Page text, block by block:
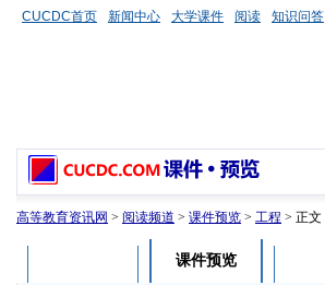
CUCDC首页 新闻中心 大学课件 阅读 知识问答
高等教育资讯网 > 阅读频道 > 课件预览 > 工程 > 正文
课件预览